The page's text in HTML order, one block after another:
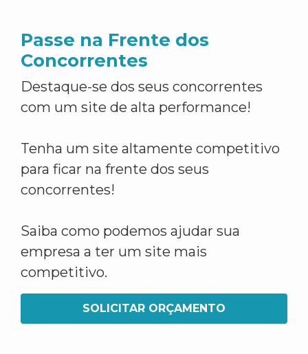
Passe na Frente dos
Concorrentes
Destaque-se dos seus concorrentes
com um site de alta performance!
Tenha um site altamente competitivo
para ficar na frente dos seus
concorrentes!
Saiba como podemos ajudar sua
empresa a ter um site mais
competitivo.
SOLICITAR ORÇAMENTO